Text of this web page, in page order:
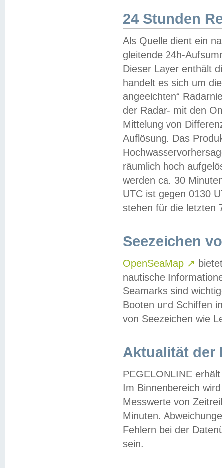
24 Stunden
Als Quelle dient ein
gleitende 24h-
Dieser Layer enthält
handelt es sich um
angeeichten“
der Radar- mit den
Mittelung von
Auflösung. Das
räumlich hoch
werden ca. 30
UTC ist gegen 0130
stehen für die letzten
Seezeichen
OpenSeaMap ↗
nautische
Seamarks sind
Booten und Schiffen
von Seezeichen wie
Aktualität der
PEGELONLINE
Im Binnenbereich
Messwerte von
Minuten.
Fehlern bei der
sein.